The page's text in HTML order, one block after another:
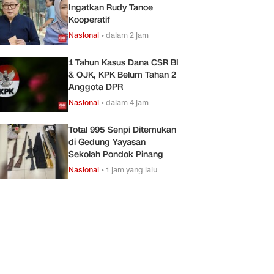
Ingatkan Rudy Tanoe
Kooperatif
Nasional •dalam 2 jam
1 Tahun Kasus Dana CSR BI
& OJK, KPK Belum Tahan 2
Anggota DPR
Nasional •dalam 4 jam
Total 995 Senpi Ditemukan
di Gedung Yayasan
Sekolah Pondok Pinang
Nasional •1 jam yang lalu